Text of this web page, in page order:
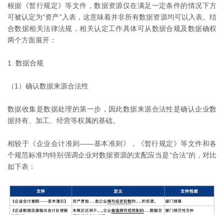
根据《暂行规定》等文件，数据资源仅在满足一定条件的情况下方
可被认定为“资产”入表，这意味着并非所有数据资源均可以入表。结
合数据相关法律法规，相关认定工作具体可从数据合规及数据确权
两个方面展开：
1. 数据合规
（1）确认数据来源合法性
数据收集是数据处理的第一步，因此数据来源合法性是确认企业数
据持有、加工、经营等权属的基础。
相较于《企业会计准则——基本准则》，《暂行规定》等文件和各
个规范标准均特别强调企业对数据资源的支配应当是“合法”的，对比
如下表：